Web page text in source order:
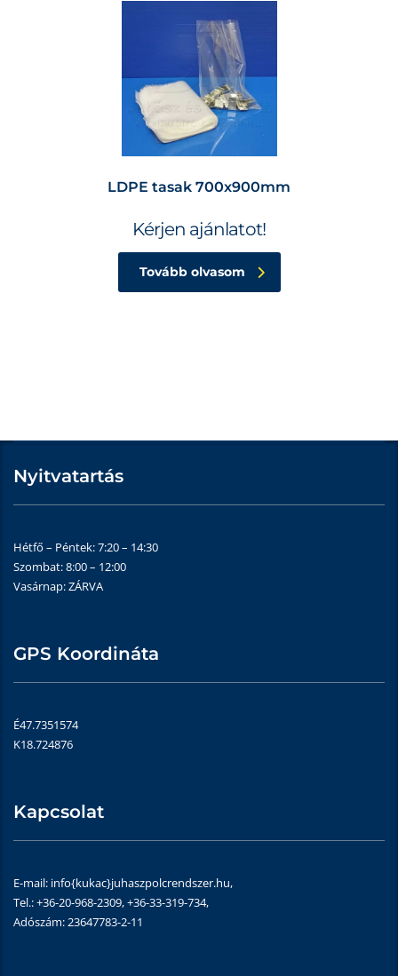
LDPE tasak 700x900mm
Kérjen ajánlatot!
Tovább olvasom
Nyitvatartás
Hétfő – Péntek: 7:20 – 14:30
Szombat: 8:00 – 12:00
Vasárnap: ZÁRVA
GPS Koordináta
É47.7351574
K18.724876
Kapcsolat
E-mail: info{kukac}juhaszpolcrendszer.hu,
Tel.: +36-20-968-2309, +36-33-319-734,
Adószám: 23647783-2-11